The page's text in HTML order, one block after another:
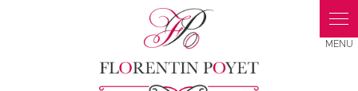
Panneau de gestion des cookies